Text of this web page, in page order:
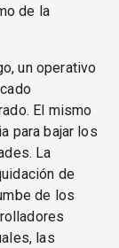
de la
un operativo
El mismo
para bajar los
La
de
de los
las